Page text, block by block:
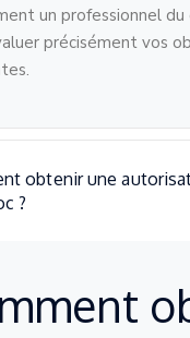
un professionnel du
précisément vos
obtenir une
?